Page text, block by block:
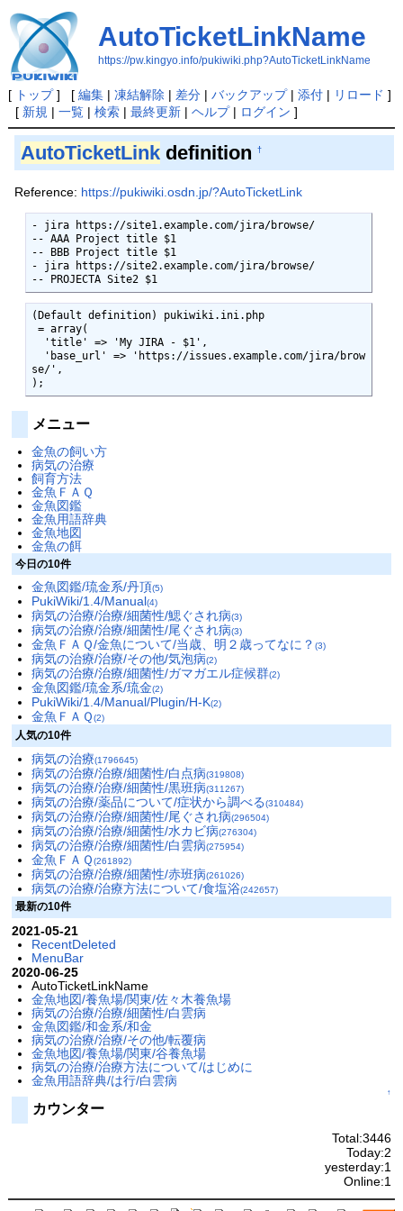
AutoTicketLinkName
https://pw.kingyo.info/pukiwiki.php?AutoTicketLinkName
[ トップ] [ 編集| 凍結解除 | 差分| バックアップ| 添付| リロード ]
[ 新規 | 一覧| 検索| 最終更新| ヘルプ| ログイン ]
AutoTicketLinkdefinition †
Reference: https://pukiwiki.osdn.jp/?AutoTicketLink
- jira https://site1.example.com/jira/browse/
-- AAA Project title $1
-- BBB Project title $1
- jira https://site2.example.com/jira/browse/
-- PROJECTA Site2 $1
(Default definition) pukiwiki.ini.php
se/',
);
メニュー
金魚の飼い方
病気の治療
飼育方法
金魚ＦＡＱ
金魚図鑑
金魚用語辞典
金魚地図
金魚の餌
今日の10件
金魚図鑑/琉金系/丹頂(5)
PukiWiki/1.4/Manual(4)
病気の治療/治療/細菌性/鰓ぐされ病(3)
病気の治療/治療/細菌性/尾ぐされ病(3)
金魚ＦＡＱ/金魚について/当歳、明２歳ってなに？ (3)
病気の治療/治療/その他/気泡病(2)
病気の治療/治療/細菌性/ガマガエル症候群(2)
金魚図鑑/琉金系/琉金(2)
PukiWiki/1.4/Manual/Plugin/H-K(2)
金魚ＦＡＱ(2)
人気の10件
病気の治療(1796645)
病気の治療/治療/細菌性/白点病(319808)
病気の治療/治療/細菌性/黒班病(311267)
病気の治療/薬品について/症状から調べる(310484)
病気の治療/治療/細菌性/尾ぐされ病(296504)
病気の治療/治療/細菌性/水カビ病(276304)
病気の治療/治療/細菌性/白雲病(275954)
金魚ＦＡＱ(261892)
病気の治療/治療/細菌性/赤班病(261026)
病気の治療/治療方法について/食塩浴(242657)
最新の10件
2021-05-21
RecentDeleted
MenuBar
2020-06-25
AutoTicketLinkName
金魚地図/養魚場/関東/佐々木養魚場
病気の治療/治療/細菌性/白雲病
金魚図鑑/和金系/和金
病気の治療/治療/その他/転覆病
金魚地図/養魚場/関東/谷養魚場
病気の治療/治療方法について/はじめに
金魚用語辞典/は行/白雲病
↑
カウンター
Total:3446
Today:2
yesterday:1
Online:1